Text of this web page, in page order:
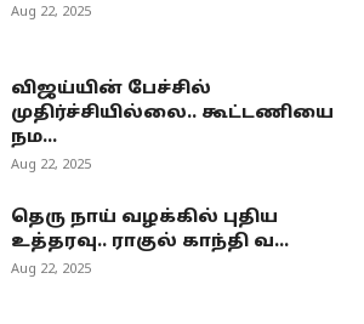
Aug 22, 2025
விஜய்யின் பேச்சில்
முதிர்ச்சியில்லை.. கூட்டணியை
நம...
Aug 22, 2025
தெரு நாய் வழக்கில் புதிய
உத்தரவு.. ராகுல் காந்தி வ...
Aug 22, 2025